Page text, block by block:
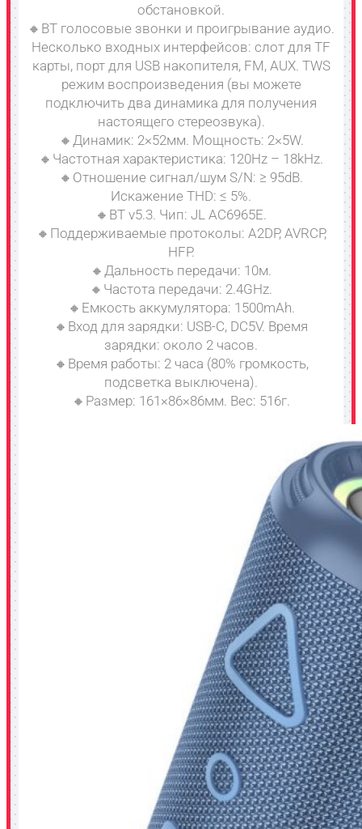
обстановкой.
🔸BT голосовые звонки и проигрывание аудио.
Несколько входных интерфейсов: слот для TF
карты, порт для USB накопителя, FM, AUX. TWS
режим воспроизведения (вы можете
подключить два динамика для получения
настоящего стереозвука).
🔸Динамик: 2×52мм. Мощность: 2×5W.
🔸Частотная характеристика: 120Hz – 18kHz.
🔸Отношение сигнал/шум S/N: ≥ 95dB.
Искажение THD: ≤ 5%.
🔸BT v5.3. Чип: JL AC6965E.
🔸Поддерживаемые протоколы: A2DP, AVRCP,
HFP.
🔸Дальность передачи: 10м.
🔸Частота передачи: 2.4GHz.
🔸Емкость аккумулятора: 1500mAh.
🔸Вход для зарядки: USB-C, DC5V. Время
зарядки: около 2 часов.
🔸Время работы: 2 часа (80% громкость,
подсветка выключена).
🔸Размер: 161×86×86мм. Вес: 516г.